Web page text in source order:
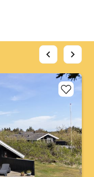
chevron_left chevron_right